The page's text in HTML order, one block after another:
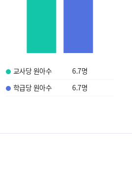
교사당 원아수 6.7명
학급당 원아수
6.7명